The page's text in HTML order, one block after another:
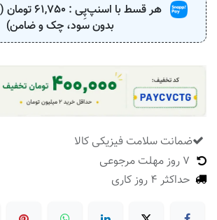
هر قسط با اسنپ‌پِی : 61,750
بدون سود، چک و ضامن)
ضمانت سلامت فیزیکی کالا
حداکثر 4 روز کاری